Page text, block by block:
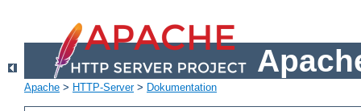
Apache > HTTP-Server> Dokumentation